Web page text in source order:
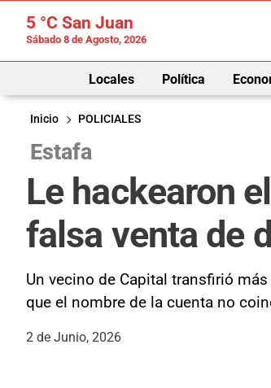
5 °C San Juan
Sábado 8 de Agosto, 2026
Locales Política
Inicio
POLICIALES
Estafa
Le hackearon
falsa venta de
Un vecino de Capital transfirió
que el nombre de la cuenta no
2 de Junio, 2026